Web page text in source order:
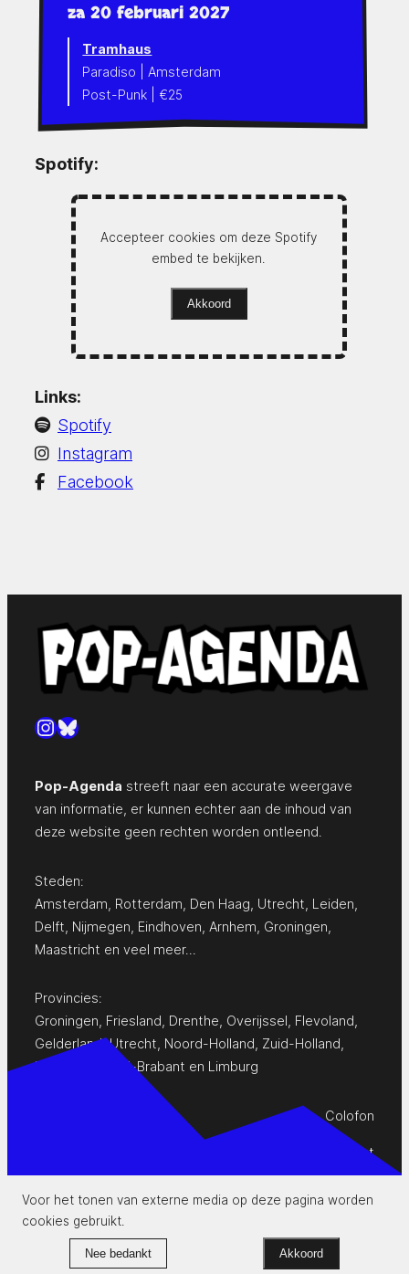
Voor het tonen van externe media op deze pagina worden
cookies gebruikt.
Nee bedankt Akkoord
za 20 februari 2027
Tramhaus
Paradiso | Amsterdam
Post-Punk | €25
Spotify:
Accepteer cookies om deze Spotify
embed te bekijken.
Akkoord
Links:
Spotify
Instagram
Facebook
Instagram
Bluesky
Pop-Agenda streeft naar een accurate weergave
van informatie, er kunnen echter aan de inhoud van
deze website geen rechten worden ontleend.
Steden:
Amsterdam Rotterdam Den Haag Utrecht Leiden
Delft Nijmegen Eindhoven Arnhem Groningen
Maastricht en veel meer…
Provincies:
Groningen, Friesland, Drenthe, Overijssel, Flevoland,
Gelderland,Utrecht, Noord-Holland, Zuid-Holland,
Zeeland
Noord-Brabant en Limburg
Colofon
Privacy Statement